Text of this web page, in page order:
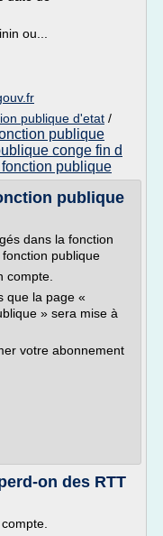
ou...
publique d'etat /
publique
conge fin d
publique
publique
dans la fonction
publique
compte.
que la page «
» sera mise à
votre abonnement
on des RTT